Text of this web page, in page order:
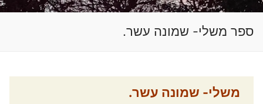
חפש:
ספר משלי- שמונה עשר.
משלי- שמונה עשר.